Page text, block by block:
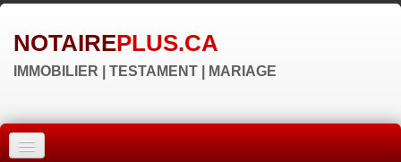
NOTAIREPLUS.CA
IMMOBILIER | TESTAMENT | MARIAGE